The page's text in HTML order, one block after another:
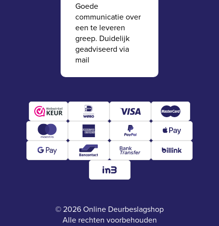
Goede
communicatie over
een te leveren
greep. Duidelijk
geadviseerd via
mail
© 2026 Online Deurbeslagshop
Alle rechten voorbehouden